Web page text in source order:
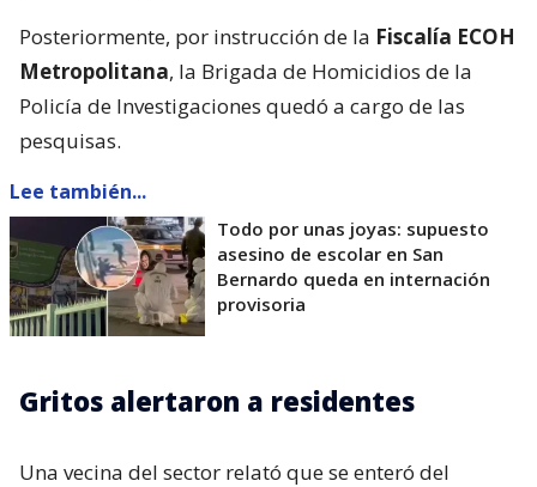
Posteriormente, por instrucción de la Fiscalía ECOH
Metropolitana, la Brigada de Homicidios de la
Policía de Investigaciones quedó a cargo de las
pesquisas.
Lee también...
Todo por unas joyas: supuesto
asesino de escolar en San
Bernardo queda en internación
provisoria
Gritos alertaron a residentes
Una vecina del sector relató que se enteró del